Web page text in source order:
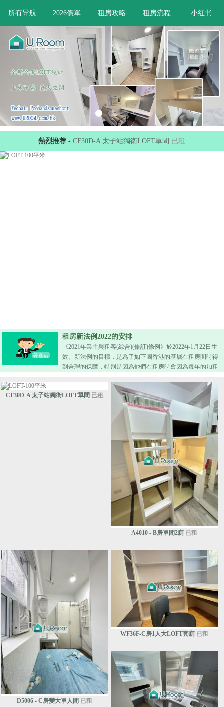
所有导航 2026價單 租房攻略 租房流程 小红书
熱烈推荐 - CF30D-A 太子站獨衛LOFT單間 已租
租房新法例2022的安排
《2021年業主與租客(綜合)(修訂)條例》於2022年1月22日生
效。新法例的目標，是為了如下圖香港的基層在租房間時得
到合理的保障，特別是因為他們在租房時會因為每年的加租
基礎，這2年內不能加租，第3年後則可按差館估價署的租金
指數加租但不能超過15%等，以保障基層市民不會被年年加
CF30D-A 太子站獨衛LOFT單間 已租
A4010 - B房單間2廁 已租
D5006 - C房變大單人間 已租
WF36F-C房1人大LOFT套廁 已租